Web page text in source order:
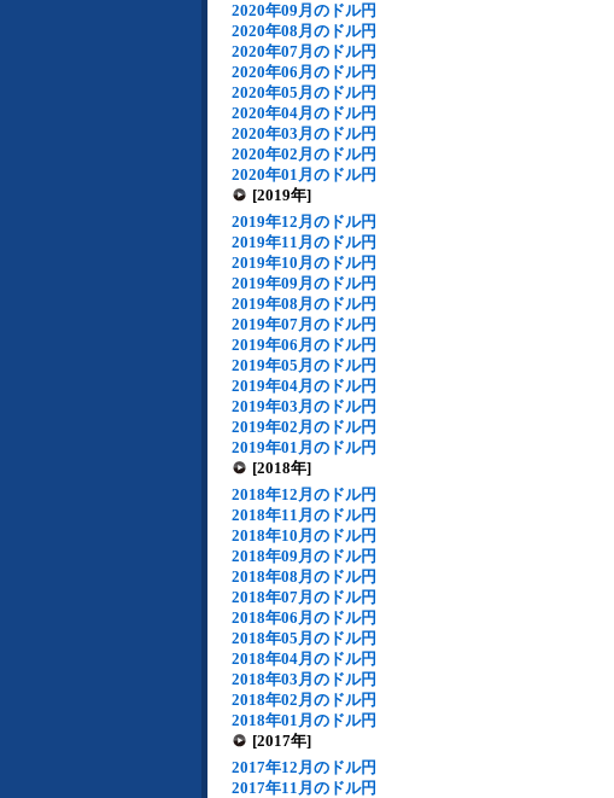
2020年09月のドル円
2020年08月のドル円
2020年07月のドル円
2020年06月のドル円
2020年05月のドル円
2020年04月のドル円
2020年03月のドル円
2020年02月のドル円
2020年01月のドル円
[2019年]
2019年12月のドル円
2019年11月のドル円
2019年10月のドル円
2019年09月のドル円
2019年08月のドル円
2019年07月のドル円
2019年06月のドル円
2019年05月のドル円
2019年04月のドル円
2019年03月のドル円
2019年02月のドル円
2019年01月のドル円
[2018年]
2018年12月のドル円
2018年11月のドル円
2018年10月のドル円
2018年09月のドル円
2018年08月のドル円
2018年07月のドル円
2018年06月のドル円
2018年05月のドル円
2018年04月のドル円
2018年03月のドル円
2018年02月のドル円
2018年01月のドル円
[2017年]
2017年12月のドル円
2017年11月のドル円